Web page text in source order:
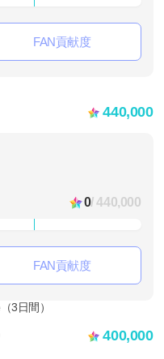
FAN貢献度
440,000
0/ 440,000
FAN貢献度
400,000